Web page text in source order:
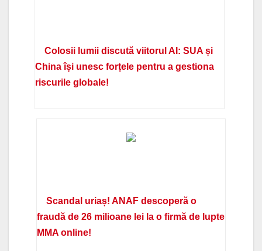
Colosii lumii discută viitorul AI: SUA și
China își unesc forțele pentru a gestiona
riscurile globale!
Scandal uriaș! ANAF descoperă o
fraudă de 26 milioane lei la o firmă de lupte
MMA online!